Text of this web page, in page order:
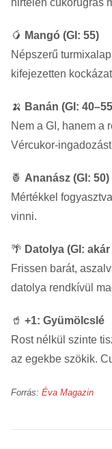
hirtelen cukorugrás
🥭 Mangó (GI: 55)
Népszerű
kifejezetten
🍌 Banán (GI:
Nem a GI, hanem a
Vércukor-
🍍 Ananász (GI: 50)
Mértékkel
vinni.
🌴 Datolya (GI:
Frissen barát,
datolya rendkívül
🥤 +1: Gyümölcslé
Rost nélkül szinte
az egekbe szökik.
Forrás: Éva Magazin